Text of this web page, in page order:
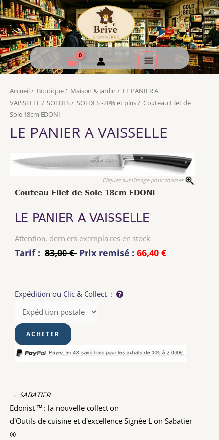
Accueil / Boutique/ Maison & Jardin / LE PANIER A
VAISSELLE/ SOLDES/ SOLDES -20% et plus/ Couteau Filet de
Sole 18cm EDONI
LE PANIER A VAISSELLE
Cliquez sur l'image pour zoomer
Couteau Filet de Sole 18cm EDONI
LE PANIER A VAISSELLE
Attention, derniers exemplaires en stock
Tarif : 83,00 € Prix remisé : 66,40 €
Expédition ou Clic & Collect :
→ SABATIER
Edonist ™ : la nouvelle collection
d'Outils de cuisine et d'excellence Signée Lion Sabatier
®